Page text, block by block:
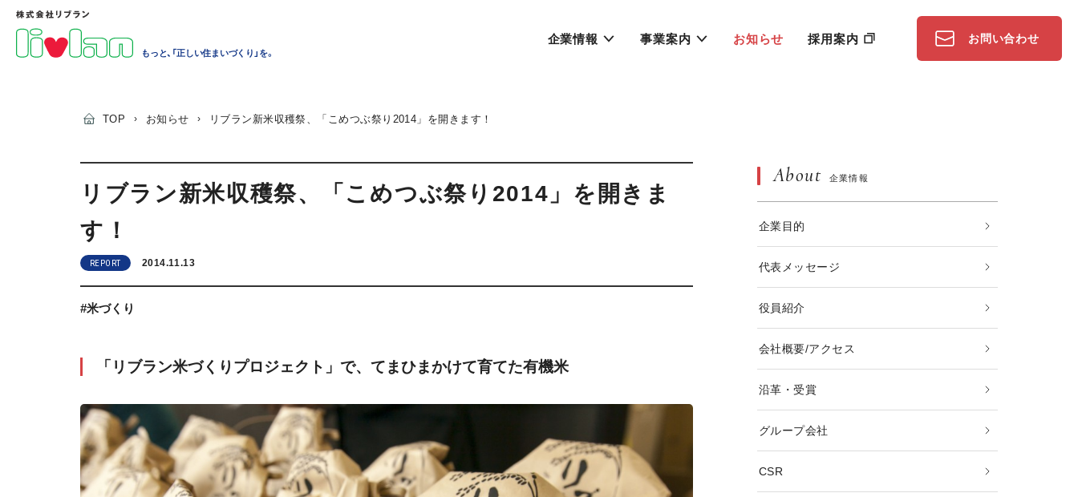
もっと、「正しい住まいづくり」を。
企業情報 事業案内 お知らせ 採用案内 お問い合わせ
TOP › お知らせ › リブラン新米収穫祭、「こめつぶ祭り2014」を開きます！
リブラン新米収穫祭、「こめつぶ祭り2014」を開きま
す！
REPORT 2014.11.13
#米づくり
「リブラン米づくりプロジェクト」で、てまひまかけて育てた有機米
About 企業情報
企業目的
代表メッセージ
役員紹介
会社概要/アクセス
沿革・受賞
グループ会社
CSR